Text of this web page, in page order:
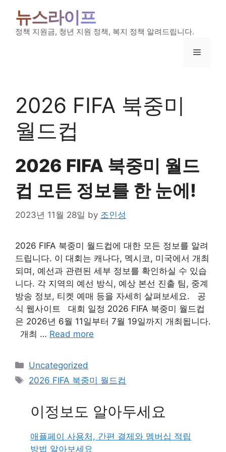
content
뉴스라이프
정책 지원금, 청년 지원 정책, 복지 정책 알려드립니다.
Menu
2026 FIFA 북중미
월드컵
2026 FIFA 북중미 월드
컵 모든 정보를 한 눈에!
2023년 11월 28일 by 조인성
2026 FIFA 북중미 월드컵에 대한 모든 정보를 알려
드립니다. 이 대회는 캐나다, 멕시코, 미국에서 개최
되며, 예선과 관련된 세부 정보를 확인하실 수 있습
니다. 각 지역의 예선 방식, 예상 본선 진출 팀, 중계
방송 정보, 티켓 예매 등을 자세히 살펴보세요. 공
식 웹사이트 대회 일정 2026 FIFA 북중미 월드컵
은 2026년 6월 11일부터 7월 19일까지 개최됩니다.
개최 … Read more
Categories
Uncategorized
Tags
2026 FIFA 북중미 월드컵
이정보도 알아두세요
애플페이 사용처, 간편 결제와 멤버십 적립
방법 알아보세요